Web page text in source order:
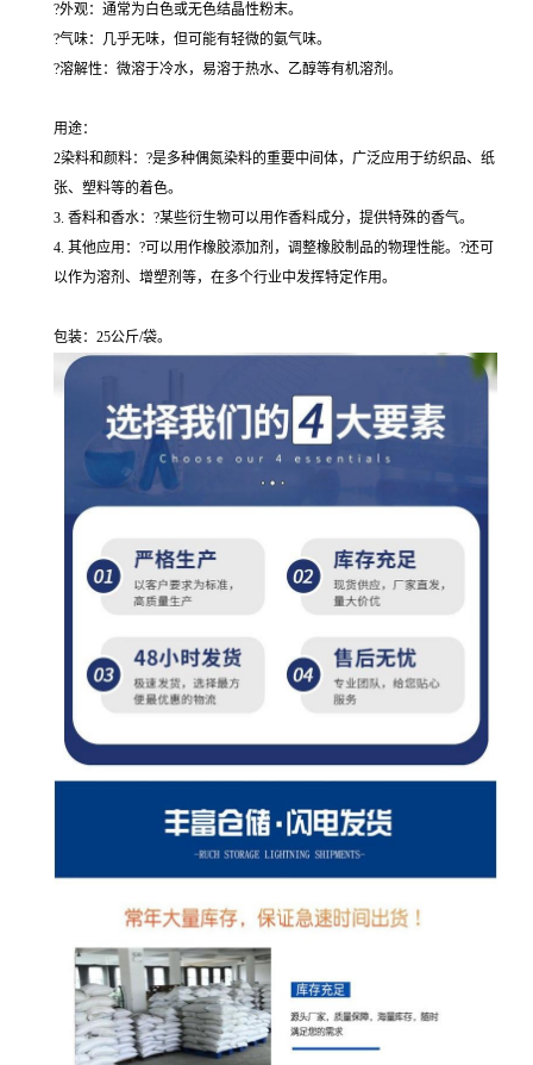
?外观：通常为白色或无色结晶性粉末。
?气味：几乎无味，但可能有轻微的氨气味。
?溶解性：微溶于冷水，易溶于热水、乙醇等有机溶剂。
用途：
2染料和颜料：?是多种偶氮染料的重要中间体，广泛应用于纺织品、纸
张、塑料等的着色。
3. 香料和香水：?某些衍生物可以用作香料成分，提供特殊的香气。
4. 其他应用：?可以用作橡胶添加剂，调整橡胶制品的物理性能。?还可
以作为溶剂、增塑剂等，在多个行业中发挥特定作用。
包装：25公斤/袋。